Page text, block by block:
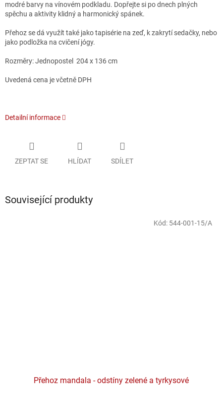
modré barvy na vínovém podkladu. Dopřejte si po dnech plných
spěchu a aktivity klidný a harmonický spánek.
Přehoz se dá využít také jako tapisérie na zeď, k zakrytí sedačky, nebo
jako podložka na cvičení jógy.
Rozměry: Jednopostel 204 x 136 cm
Uvedená cena je včetně DPH
Detailní informace
ZEPTAT SE HLÍDAT SDÍLET
Související produkty
Přehoz mandala - odstíny zelené a tyrkysové
Kód: 544-001-15/A